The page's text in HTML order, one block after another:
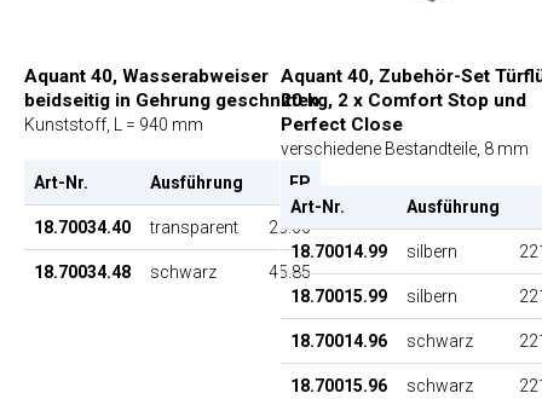
Aquant 40, Wasserabweiser
beidseitig in Gehrung geschnitten
Kunststoff, L = 940 mm
Art-Nr. Ausführung EP
18.70034.40 transparent 25.60
18.70034.48 schwarz 45.85
Aquant 40, Zubehör-Set
20 kg, 2 x Comfort Stop und
Perfect Close
verschiedene Bestandteile, 8 mm
Art-Nr. Ausführung
18.70014.99 silbern
18.70015.99 silbern
18.70014.96 schwarz
18.70015.96 schwarz